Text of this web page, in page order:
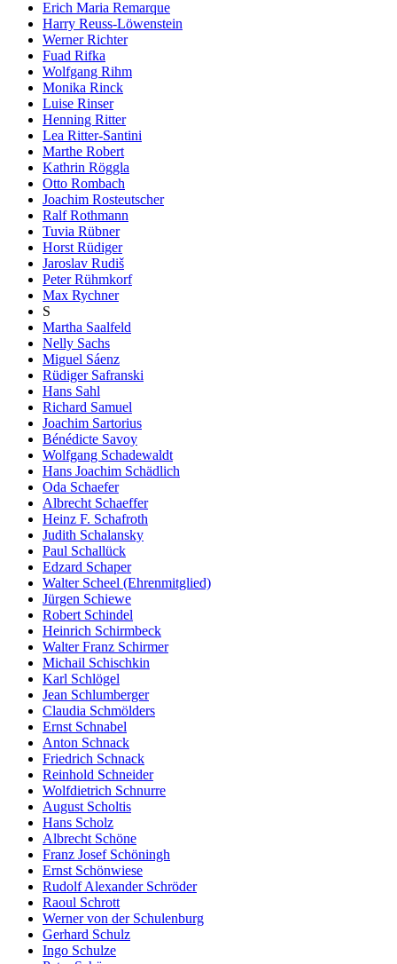
Erich Maria Remarque
Harry Reuss-Löwenstein
Werner Richter
Fuad Rifka
Wolfgang Rihm
Monika Rinck
Luise Rinser
Henning Ritter
Lea Ritter-Santini
Marthe Robert
Kathrin Röggla
Otto Rombach
Joachim Rosteutscher
Ralf Rothmann
Tuvia Rübner
Horst Rüdiger
Jaroslav Rudiš
Peter Rühmkorf
Max Rychner
S
Martha Saalfeld
Nelly Sachs
Miguel Sáenz
Rüdiger Safranski
Hans Sahl
Richard Samuel
Joachim Sartorius
Bénédicte Savoy
Wolfgang Schadewaldt
Hans Joachim Schädlich
Oda Schaefer
Albrecht Schaeffer
Heinz F. Schafroth
Judith Schalansky
Paul Schallück
Edzard Schaper
Walter Scheel (Ehrenmitglied)
Jürgen Schiewe
Robert Schindel
Heinrich Schirmbeck
Walter Franz Schirmer
Michail Schischkin
Karl Schlögel
Jean Schlumberger
Claudia Schmölders
Ernst Schnabel
Anton Schnack
Friedrich Schnack
Reinhold Schneider
Wolfdietrich Schnurre
August Scholtis
Hans Scholz
Albrecht Schöne
Franz Josef Schöningh
Ernst Schönwiese
Rudolf Alexander Schröder
Raoul Schrott
Werner von der Schulenburg
Gerhard Schulz
Ingo Schulze